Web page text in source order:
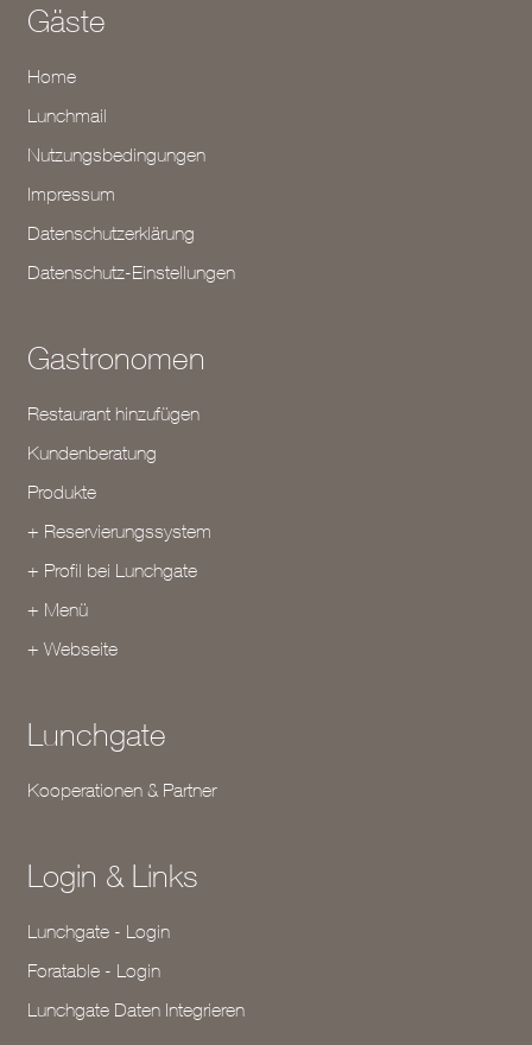
Gäste
Home
Lunchmail
Nutzungsbedingungen
Impressum
Datenschutzerklärung
Datenschutz-Einstellungen
Gastronomen
Restaurant hinzufügen
Kundenberatung
Produkte
+ Reservierungssystem
+ Profil bei Lunchgate
+ Menü
+ Webseite
Lunchgate
Kooperationen & Partner
Login & Links
Lunchgate - Login
Foratable - Login
Lunchgate Daten Integrieren